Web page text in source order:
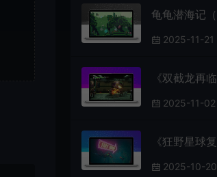
2025-11-21
2025-11-02
2025-10-20